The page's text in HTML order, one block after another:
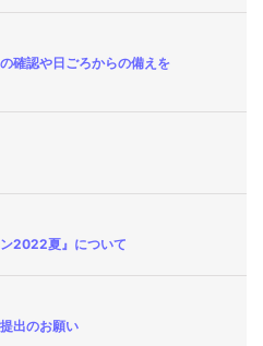
確認や日ごろからの備えを
ン2022夏』について
出のお願い